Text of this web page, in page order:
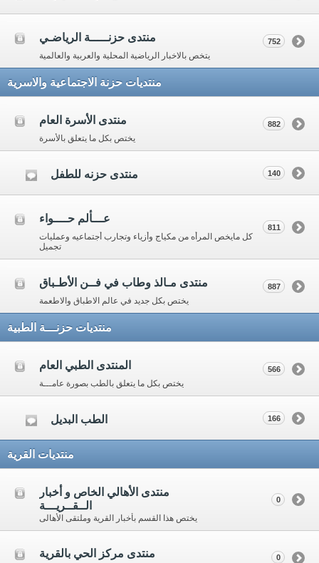
منتدى حزنـــــة الرياضـي
يتخص بالاخبار الرياضية المحلية والعربية والعالمية
752
منتديات حزنة الاجتماعية والاسرية
منتدى الأسرة العام
يختص بكل ما يتعلق بالأسرة
882
منتدى حزنه للطفل 140
عـــألم حــــواء
كل مايخص المرأه من مكياج وأزياء وتجارب أجتماعيه وعمليات
تجميل
811
منتدى مـالذ وطاب في فــن الأطـباق
يختص بكل جديد في عالم الاطباق والاطعمة
887
منتديات حزنـــة الطبية
المنتدى الطبي العام
يختص بكل ما يتعلق بالطب بصورة عامـــة
566
الطب البديل 166
منتديات القرية
منتدى الأهالي الخاص و أخبار
الــقــريـــة
يختص هذا القسم بأخبار القرية وملتقى الأهالى
0
منتدى مركز الحي بالقرية 0